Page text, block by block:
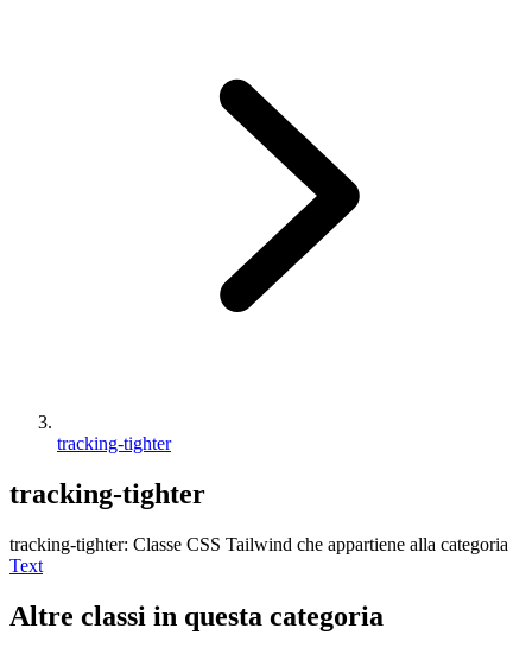
tracking-tighter
tracking-tighter
tracking-tighter: Classe CSS Tailwind che appartiene alla categoria
Text
Altre classi in questa categoria